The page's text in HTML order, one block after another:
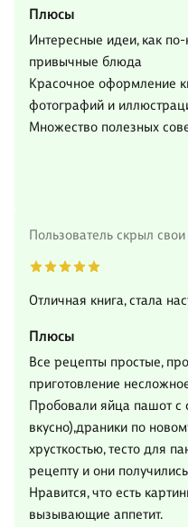
Плюсы
Интересные идеи, как
привычные блюда
Красочное оформление
фотографий и
Множество полезных
Пользователь скрыл
Отличная книга, стала
Плюсы
Все рецепты простые,
приготовление
Пробовали яйца пашот с
вкусно),драники по
хрусткостью, тесто для
рецепту и они
Нравится, что есть
вызывающие аппетит.